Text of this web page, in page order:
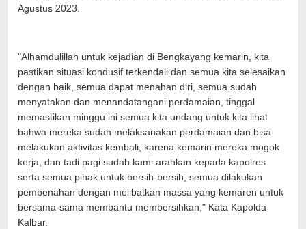
Agustus 2023.
"Alhamdulillah untuk kejadian di Bengkayang kemarin, kita
pastikan situasi kondusif terkendali dan semua kita selesaikan
dengan baik, semua dapat menahan diri, semua sudah
menyatakan dan menandatangani perdamaian, tinggal
memastikan minggu ini semua kita undang untuk kita lihat
bahwa mereka sudah melaksanakan perdamaian dan bisa
melakukan aktivitas kembali, karena kemarin mereka mogok
kerja, dan tadi pagi sudah kami arahkan kepada kapolres
serta semua pihak untuk bersih-bersih, semua dilakukan
pembenahan dengan melibatkan massa yang kemaren untuk
bersama-sama membantu membersihkan," Kata Kapolda
Kalbar.